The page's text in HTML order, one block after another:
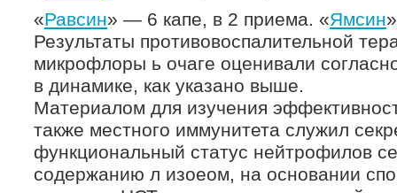
«Равсин» — 6 капе, в 2 приема. «Ямсин
Результаты противовоспалительной
микрофлоры ь очаге оценивали
в динамике, как указано выше.
Материалом для изучения
также местного иммунитета служил
функциональный статус нейтрофилов
содержанию л изоеом, на основании